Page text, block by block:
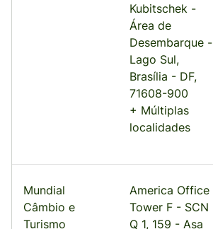
Kubitschek -
Área de
Desembarque -
Lago Sul,
Brasília - DF,
71608-900
+ Múltiplas
localidades
Mundial
Câmbio e
Turismo
America Office
Tower F - SCN
Q 1, 159 - Asa